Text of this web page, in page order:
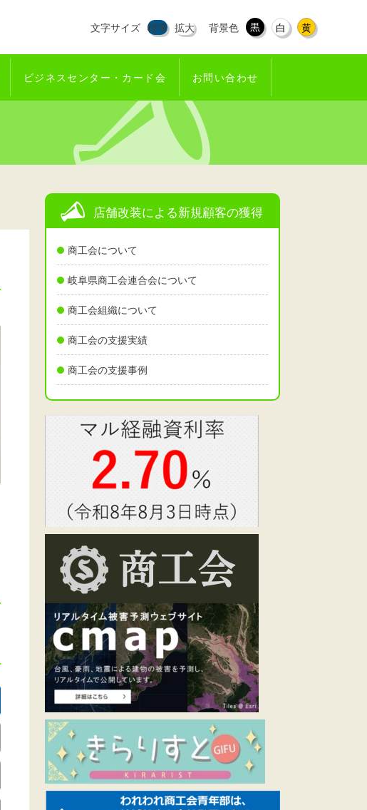
文字サイズ 標準 拡大 背景色 黒 白 黄
ビジネスセンター・カード会 お問い合わせ
店舗改装による新規顧客の獲得
商工会について
岐阜県商工会連合会について
商工会組織について
商工会の支援実績
商工会の支援事例